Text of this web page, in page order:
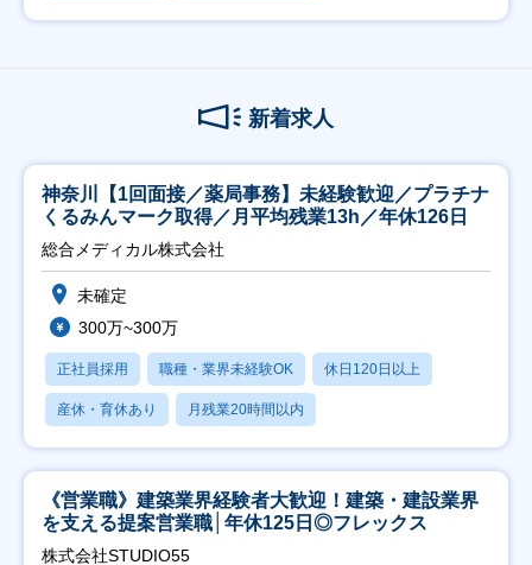
新着求人
神奈川【1回面接／薬局事務】未経験歓迎／プラチナ
くるみんマーク取得／月平均残業13h／年休126日
総合メディカル株式会社
未確定
300万~300万
正社員採用 職種・業界未経験OK 休日120日以上
産休・育休あり 月残業20時間以内
《営業職》建築業界経験者大歓迎！建築・建設業界
を支える提案営業職│年休125日◎フレックス
株式会社STUDIO55